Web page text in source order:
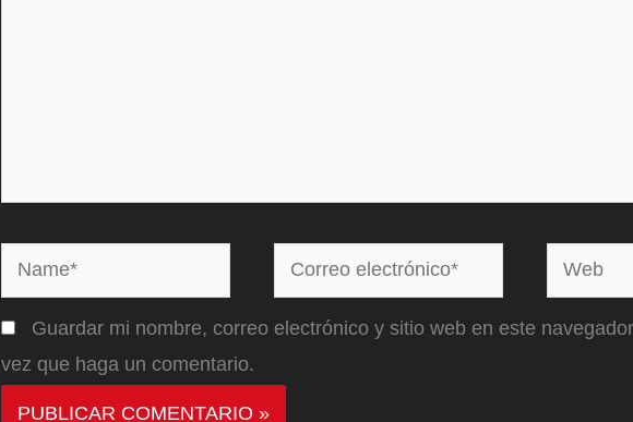
Name*
Correo
electrónico*
Web
Guardar mi nombre, correo electrónico y sitio web en este
vez que haga un comentario.